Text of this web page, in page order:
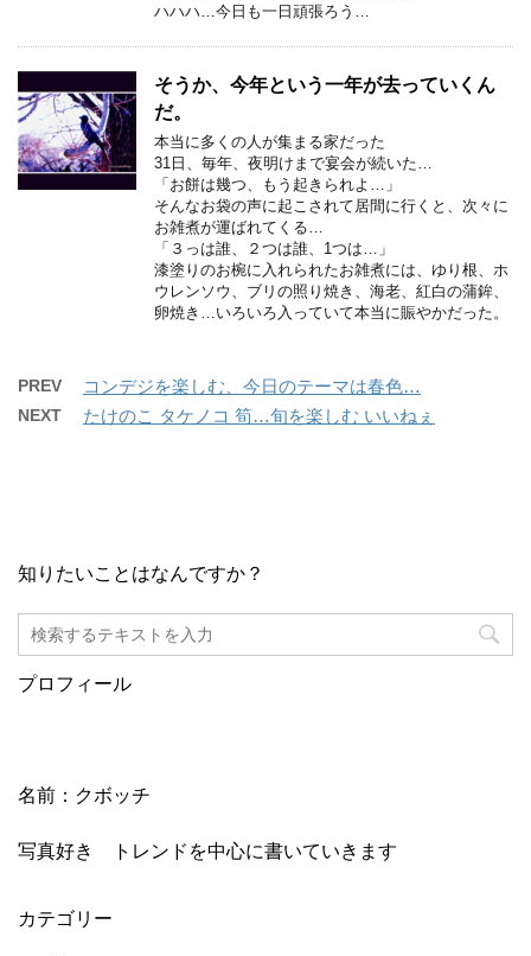
ハハハ…今日も一日頑張ろう…
そうか、今年という一年が去っていくん
だ。
本当に多くの人が集まる家だった
31日、毎年、夜明けまで宴会が続いた…
「お餅は幾つ、もう起きられよ…」
そんなお袋の声に起こされて居間に行くと、次々に
お雑煮が運ばれてくる…
「３っは誰、２つは誰、1つは…」
漆塗りのお椀に入れられたお雑煮には、ゆり根、ホ
ウレンソウ、ブリの照り焼き、海老、紅白の蒲鉾、
卵焼き…いろいろ入っていて本当に賑やかだった。
PREV コンデジを楽しむ、今日のテーマは春色…
NEXT たけのこ タケノコ 筍…旬を楽しむ いいねぇ
知りたいことはなんですか？
プロフィール
名前：クボッチ
写真好き トレンドを中心に書いていきます
カテゴリー